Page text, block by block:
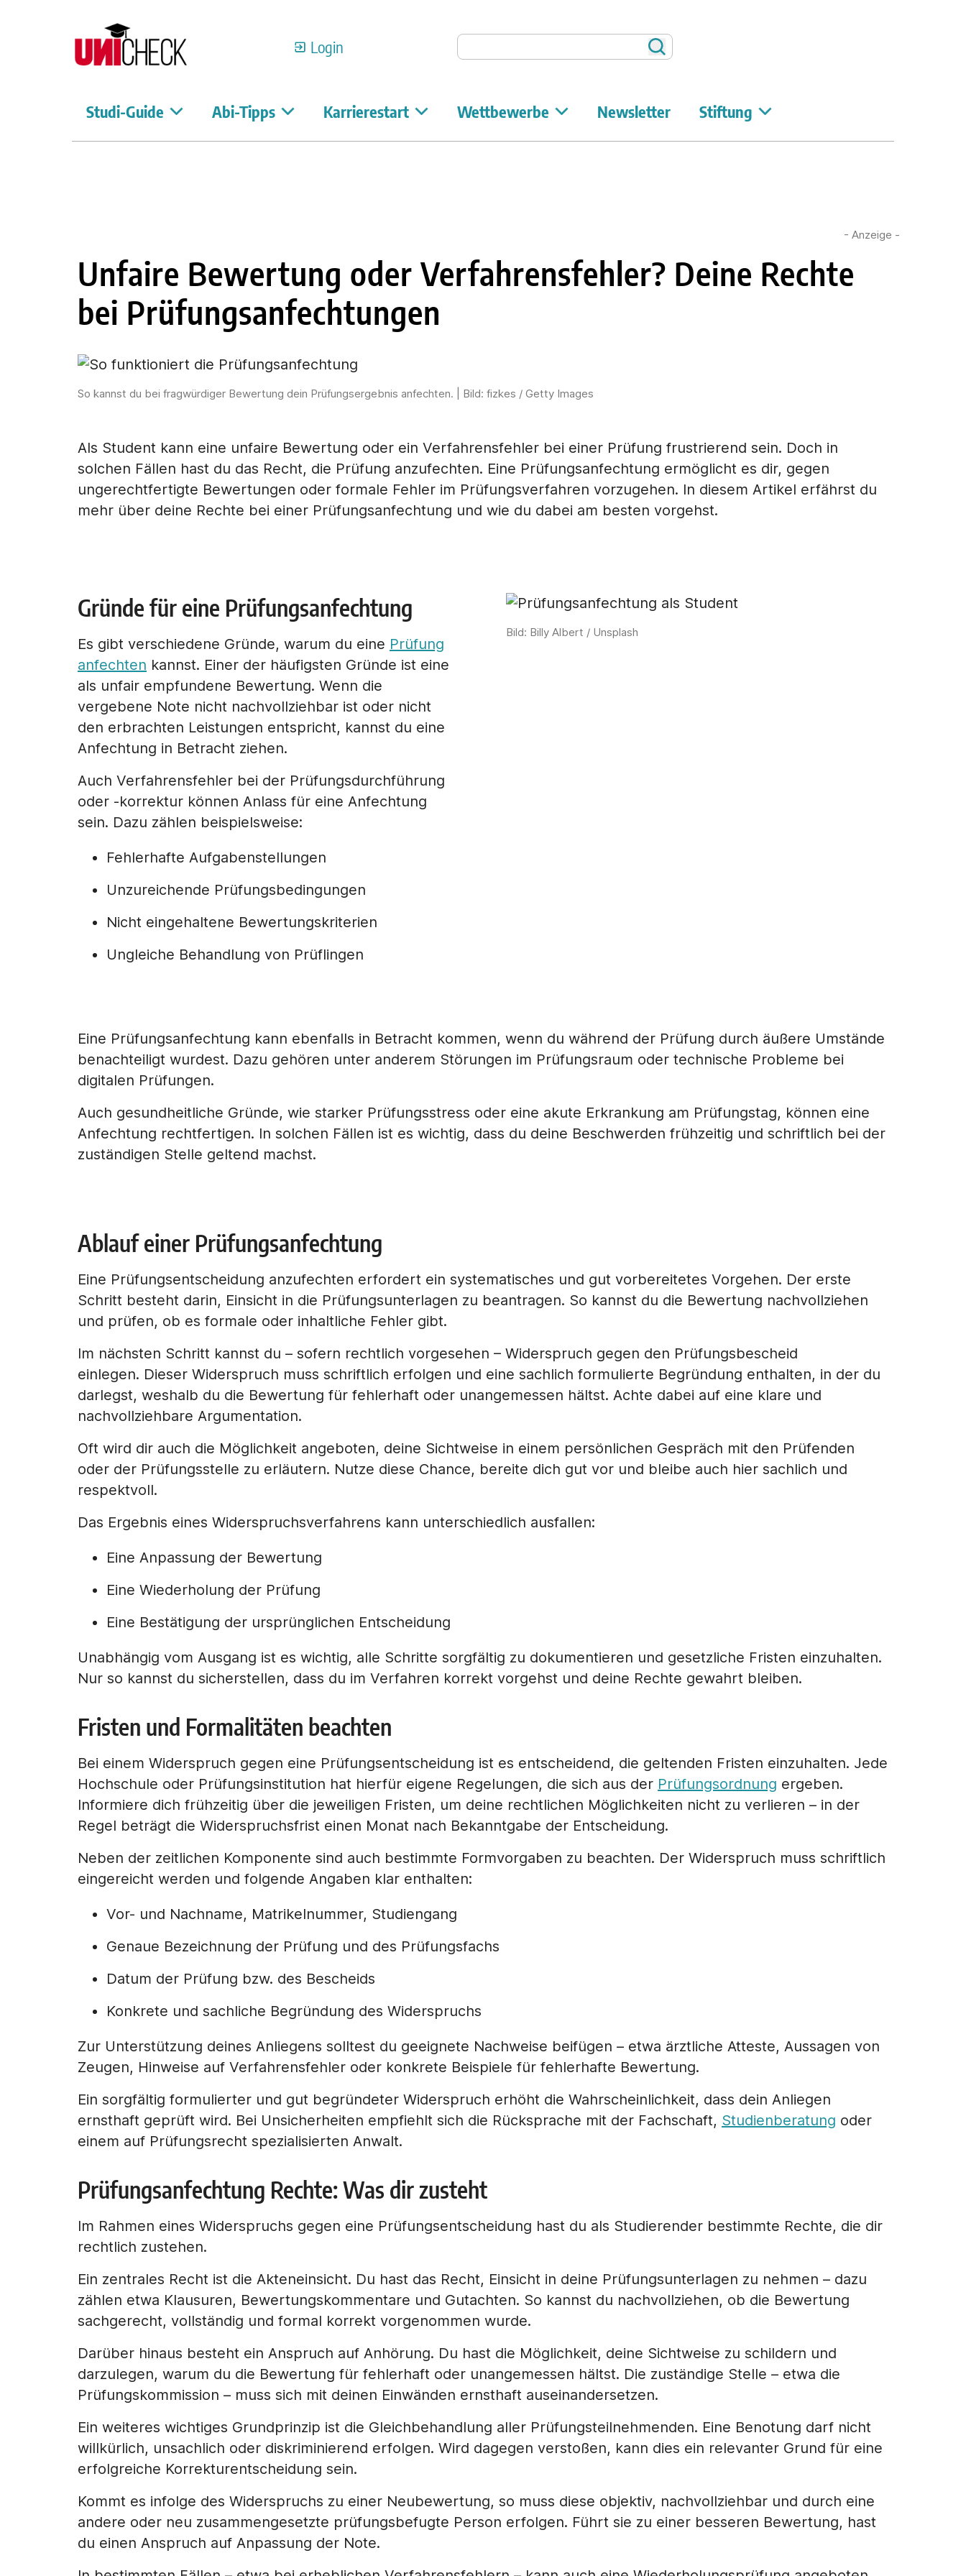
Login Auf Unicum suchen Suchen
Studi-Guide Abi-Tipps Karrierestart Wettbewerbe Newsletter Stiftung
- Anzeige -
Unfaire Bewertung oder Verfahrensfehler? Deine Rechte
bei Prüfungsanfechtungen
So kannst du bei fragwürdiger Bewertung dein Prüfungsergebnis anfechten. | Bild: fizkes / Getty Images
Als Student kann eine unfaire Bewertung oder ein Verfahrensfehler bei einer Prüfung frustrierend sein. Doch in
solchen Fällen hast du das Recht, die Prüfung anzufechten. Eine Prüfungsanfechtung ermöglicht es dir, gegen
ungerechtfertigte Bewertungen oder formale Fehler im Prüfungsverfahren vorzugehen. In diesem Artikel erfährst du
mehr über deine Rechte bei einer Prüfungsanfechtung und wie du dabei am besten vorgehst.
Gründe für eine Prüfungsanfechtung
Es gibt verschiedene Gründe, warum du eine Prüfung
anfechten kannst. Einer der häufigsten Gründe ist eine
als unfair empfundene Bewertung. Wenn die
vergebene Note nicht nachvollziehbar ist oder nicht
den erbrachten Leistungen entspricht, kannst du eine
Anfechtung in Betracht ziehen.
Auch Verfahrensfehler bei der Prüfungsdurchführung
oder -korrektur können Anlass für eine Anfechtung
sein. Dazu zählen beispielsweise:
Fehlerhafte Aufgabenstellungen
Unzureichende Prüfungsbedingungen
Nicht eingehaltene Bewertungskriterien
Ungleiche Behandlung von Prüflingen
Bild: Billy Albert / Unsplash
Eine Prüfungsanfechtung kann ebenfalls in Betracht kommen, wenn du während der Prüfung durch äußere Umstände
benachteiligt wurdest. Dazu gehören unter anderem Störungen im Prüfungsraum oder technische Probleme bei
digitalen Prüfungen.
Auch gesundheitliche Gründe, wie starker Prüfungsstress oder eine akute Erkrankung am Prüfungstag, können eine
Anfechtung rechtfertigen. In solchen Fällen ist es wichtig, dass du deine Beschwerden frühzeitig und schriftlich bei der
zuständigen Stelle geltend machst.
Ablauf einer Prüfungsanfechtung
Eine Prüfungsentscheidung anzufechten erfordert ein systematisches und gut vorbereitetes Vorgehen. Der erste
Schritt besteht darin, Einsicht in die Prüfungsunterlagen zu beantragen. So kannst du die Bewertung nachvollziehen
und prüfen, ob es formale oder inhaltliche Fehler gibt.
Im nächsten Schritt kannst du – sofern rechtlich vorgesehen – Widerspruch gegen den Prüfungsbescheid
einlegen. Dieser Widerspruch muss schriftlich erfolgen und eine sachlich formulierte Begründung enthalten, in der du
darlegst, weshalb du die Bewertung für fehlerhaft oder unangemessen hältst. Achte dabei auf eine klare und
nachvollziehbare Argumentation.
Oft wird dir auch die Möglichkeit angeboten, deine Sichtweise in einem persönlichen Gespräch mit den Prüfenden
oder der Prüfungsstelle zu erläutern. Nutze diese Chance, bereite dich gut vor und bleibe auch hier sachlich und
respektvoll.
Das Ergebnis eines Widerspruchsverfahrens kann unterschiedlich ausfallen:
Eine Anpassung der Bewertung
Eine Wiederholung der Prüfung
Eine Bestätigung der ursprünglichen Entscheidung
Unabhängig vom Ausgang ist es wichtig, alle Schritte sorgfältig zu dokumentieren und gesetzliche Fristen einzuhalten.
Nur so kannst du sicherstellen, dass du im Verfahren korrekt vorgehst und deine Rechte gewahrt bleiben.
Fristen und Formalitäten beachten
Bei einem Widerspruch gegen eine Prüfungsentscheidung ist es entscheidend, die geltenden Fristen einzuhalten. Jede
Hochschule oder Prüfungsinstitution hat hierfür eigene Regelungen, die sich aus der Prüfungsordnung ergeben.
Informiere dich frühzeitig über die jeweiligen Fristen, um deine rechtlichen Möglichkeiten nicht zu verlieren – in der
Regel beträgt die Widerspruchsfrist einen Monat nach Bekanntgabe der Entscheidung.
Neben der zeitlichen Komponente sind auch bestimmte Formvorgaben zu beachten. Der Widerspruch muss schriftlich
eingereicht werden und folgende Angaben klar enthalten:
Vor- und Nachname, Matrikelnummer, Studiengang
Genaue Bezeichnung der Prüfung und des Prüfungsfachs
Datum der Prüfung bzw. des Bescheids
Konkrete und sachliche Begründung des Widerspruchs
Zur Unterstützung deines Anliegens solltest du geeignete Nachweise beifügen – etwa ärztliche Atteste, Aussagen von
Zeugen, Hinweise auf Verfahrensfehler oder konkrete Beispiele für fehlerhafte Bewertung.
Ein sorgfältig formulierter und gut begründeter Widerspruch erhöht die Wahrscheinlichkeit, dass dein Anliegen
ernsthaft geprüft wird. Bei Unsicherheiten empfiehlt sich die Rücksprache mit der Fachschaft, Studienberatung oder
einem auf Prüfungsrecht spezialisierten Anwalt.
Prüfungsanfechtung Rechte: Was dir zusteht
Im Rahmen eines Widerspruchs gegen eine Prüfungsentscheidung hast du als Studierender bestimmte Rechte, die dir
rechtlich zustehen.
Ein zentrales Recht ist die Akteneinsicht. Du hast das Recht, Einsicht in deine Prüfungsunterlagen zu nehmen – dazu
zählen etwa Klausuren, Bewertungskommentare und Gutachten. So kannst du nachvollziehen, ob die Bewertung
sachgerecht, vollständig und formal korrekt vorgenommen wurde.
Darüber hinaus besteht ein Anspruch auf Anhörung. Du hast die Möglichkeit, deine Sichtweise zu schildern und
darzulegen, warum du die Bewertung für fehlerhaft oder unangemessen hältst. Die zuständige Stelle – etwa die
Prüfungskommission – muss sich mit deinen Einwänden ernsthaft auseinandersetzen.
Ein weiteres wichtiges Grundprinzip ist die Gleichbehandlung aller Prüfungsteilnehmenden. Eine Benotung darf nicht
willkürlich, unsachlich oder diskriminierend erfolgen. Wird dagegen verstoßen, kann dies ein relevanter Grund für eine
erfolgreiche Korrekturentscheidung sein.
Kommt es infolge des Widerspruchs zu einer Neubewertung, so muss diese objektiv, nachvollziehbar und durch eine
andere oder neu zusammengesetzte prüfungsbefugte Person erfolgen. Führt sie zu einer besseren Bewertung, hast
du einen Anspruch auf Anpassung der Note.